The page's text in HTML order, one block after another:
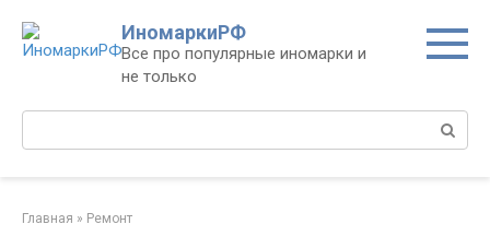
контенту
ИномаркиРФ
Все про популярные иномарки и
не только
Поиск:
Главная » Ремонт